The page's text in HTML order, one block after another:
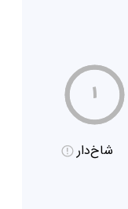
۱
شاخ‌دار